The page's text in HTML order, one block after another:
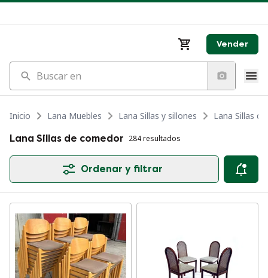
Vender
Buscar en
Inicio Lana Muebles Lana Sillas y sillones
Lana Sillas
Lana Sillas de comedor 284 resultados
Ordenar y filtrar